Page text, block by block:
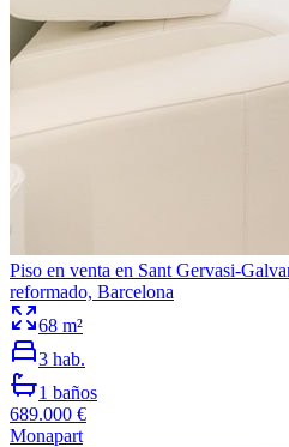
Piso en venta en Sant Gervasi-
reformado, Barcelona
68 m²
3 hab.
1 baños
689.000 €
Monapart